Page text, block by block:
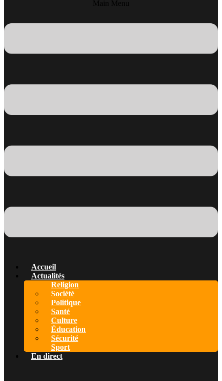
Main Menu
Accueil
Actualités
Religion
Société
Politique
Santé
Culture
Éducation
Sécurité
Sport
En direct